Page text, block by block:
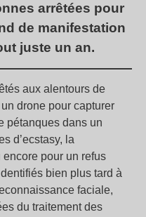
arrêtées pour
de manifestation
juste un an.
aux alentours de
drone pour capturer
pétanques dans un
d’ecstasy, la
pour un refus
bien plus tard à
faciale,
du traitement des